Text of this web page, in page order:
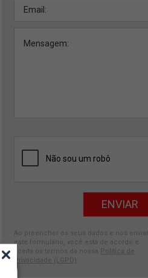
Ao preencher os seus dados e nos enviar
este formulário, você está de acordo e
aceita os termos da nossa
Política de
Privacidade (LGPD)